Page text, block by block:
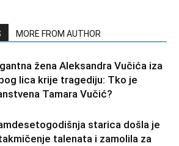
MORE FROM AUTHOR
žena Aleksandra Vučića iza
lica krije tragediju: Tko je
Tamara Vučić?
starica došla je
talenata i zamolila za